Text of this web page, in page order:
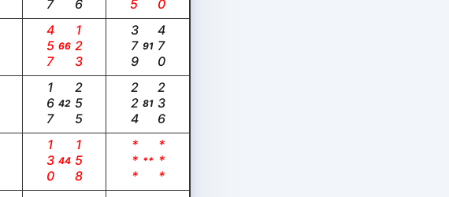
457 66123 379 91470
167 42255 224 81236
130 44158 *** *****